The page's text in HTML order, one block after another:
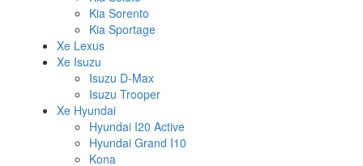
Kia Sorento
Kia Sportage
Xe Lexus
Xe Isuzu
Isuzu D-Max
Isuzu Trooper
Xe Hyundai
Hyundai I20 Active
Hyundai Grand I10
Kona